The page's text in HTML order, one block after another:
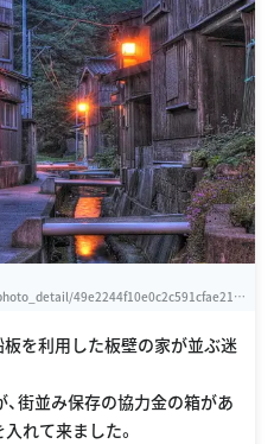
49e2244f10e0c2c591cfae217
を利用した板壁の家が並ぶ迷
街並み保存の協力金の箱があ
れて来ました。